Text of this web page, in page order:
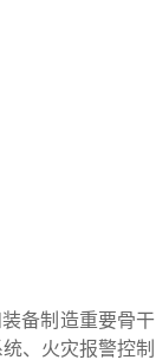
备制造重要骨干
、火灾报警控制